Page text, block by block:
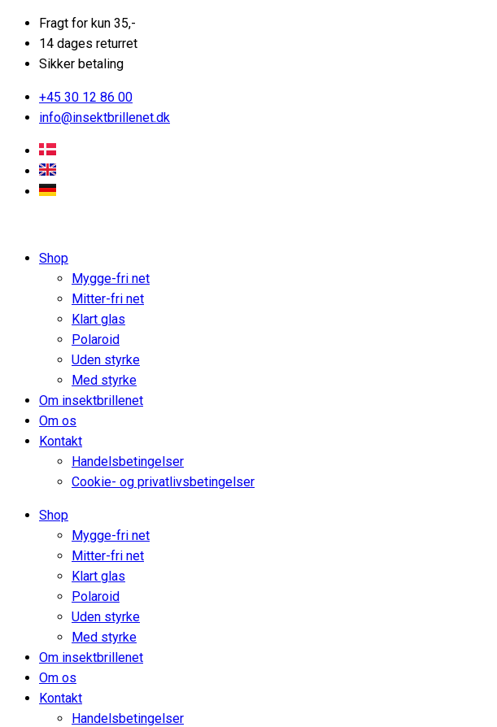
Fragt for kun 35,-
14 dages returret
Sikker betaling
+45 30 12 86 00
info@insektbrillenet.dk
Shop
Mygge-fri net
Mitter-fri net
Klart glas
Polaroid
Uden styrke
Med styrke
Om insektbrillenet
Om os
Kontakt
Handelsbetingelser
Cookie- og privatlivsbetingelser
Shop
Mygge-fri net
Mitter-fri net
Klart glas
Polaroid
Uden styrke
Med styrke
Om insektbrillenet
Om os
Kontakt
Handelsbetingelser